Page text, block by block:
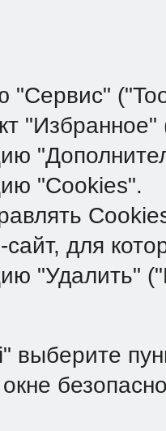
"Cookies".
для
"Удалить"
выберите